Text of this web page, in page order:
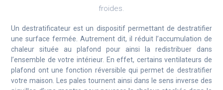
froides.
Un destratificateur est un dispositif permettant de destratifier
une surface fermée. Autrement dit, il réduit l’accumulation de
chaleur située au plafond pour ainsi la redistribuer dans
l’ensemble de votre intérieur. En effet, certains ventilateurs de
plafond ont une fonction réversible qui permet de destratifier
votre maison. Les pales tournent ainsi dans le sens inverse des